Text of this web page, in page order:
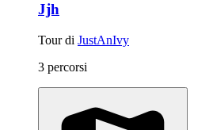
Jjh
Tour di JustAnIvy
3 percorsi